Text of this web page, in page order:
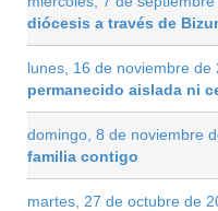
diócesis a través de
lunes, 16 de noviembre de
permanecido aislada ni
domingo, 8 de noviembre
familia contigo
martes, 27 de octubre de